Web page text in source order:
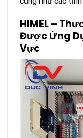
HIMEL –
Được Ứng
Vực